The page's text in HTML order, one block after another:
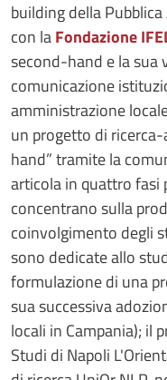
building della
con laFondazione
second-hand e la sua
comunicazione
amministrazione
un progetto di
hand” tramite la
articola in quattro fasi
concentrano sulla
coinvolgimento degli
sono dedicate allo
formulazione di una
sua successiva
locali in Campania); il
Studi di Napoli